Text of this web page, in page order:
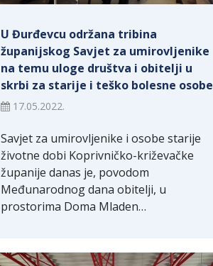
U Đurđevcu održana tribina
županijskog Savjet za umirovljenike
na temu uloge društva i obitelji u
skrbi za starije i teško bolesne osobe
17.05.2022.
Savjet za umirovljenike i osobe starije
životne dobi Koprivničko-križevačke
županije danas je, povodom
Međunarodnog dana obitelji, u
prostorima Doma Mladen…